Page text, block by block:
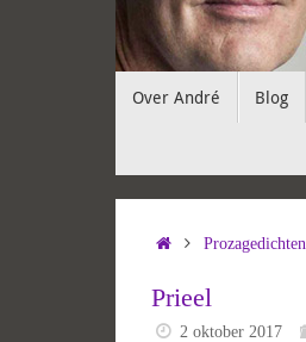
naarOver André Blog
HomeProzagedichten
Prieel
2 oktober 2017